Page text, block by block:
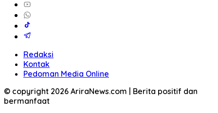
Redaksi
Kontak
Pedoman Media Online
© copyright 2026 AriraNews.com | Berita positif dan
bermanfaat